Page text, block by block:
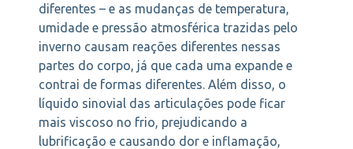
diferentes – e as mudanças de temperatura,
umidade e pressão atmosférica trazidas pelo
inverno causam reações diferentes nessas
partes do corpo, já que cada uma expande e
contrai de formas diferentes. Além disso, o
líquido sinovial das articulações pode ficar
mais viscoso no frio, prejudicando a
lubrificação e causando dor e inflamação,